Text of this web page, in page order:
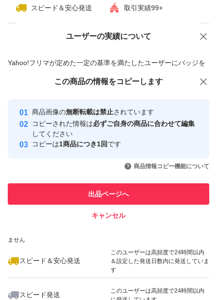
スピード＆安心発送 取引実績99+
ユーザーの実績について
Yahoo!フリマが定めた一定の基準を満たしたユーザーにバッジを
付与しています
安心取引出品者
心・安全なユーザーです
取引実績
引を完了させた実績があります
での取引実績があります
ません
スピード＆安心発送
このユーザーは高頻度で24時間以内
＆設定した発送日数内に発送していま
す
スピード発送
このユーザーは高頻度で24時間以内
価格の相談 商品への質問
この商品の情報をコピーします
商品画像の無断転載は禁止されています
コピーされた情報は必ずご自身の商品に合わせて編集
してください
コピーは1商品につき1回です
商品情報コピー機能について
出品ページへ
キャンセル
この商品をみている人にオススメ